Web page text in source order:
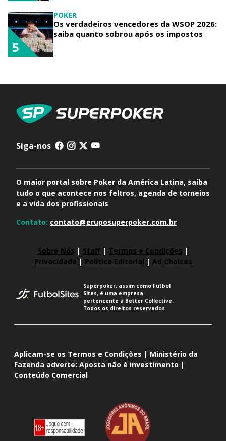
POKER
Os verdadeiros vencedores da WSOP 2026:
saiba quanto sobrou após os impostos
5
Siga-nos
O maior portal sobre Poker da América Latina, saiba
tudo o que acontece nos feltros, agenda de torneios
e a vida dos profissionais
Contato: contato@gruposuperpoker.com.br
Sobre Nós | Staff| Termos e Condições |
Privacidade | Política Editorial | Ad Choices
Superpoker, assim como Futbol
Sites, é uma empresa
pertencente à Better Collective.
Todos os direitos reservados
Aplicam-se os Termos e Condições | Ministério da
Fazenda adverte: Aposta não é investimento |
Conteúdo Comercial